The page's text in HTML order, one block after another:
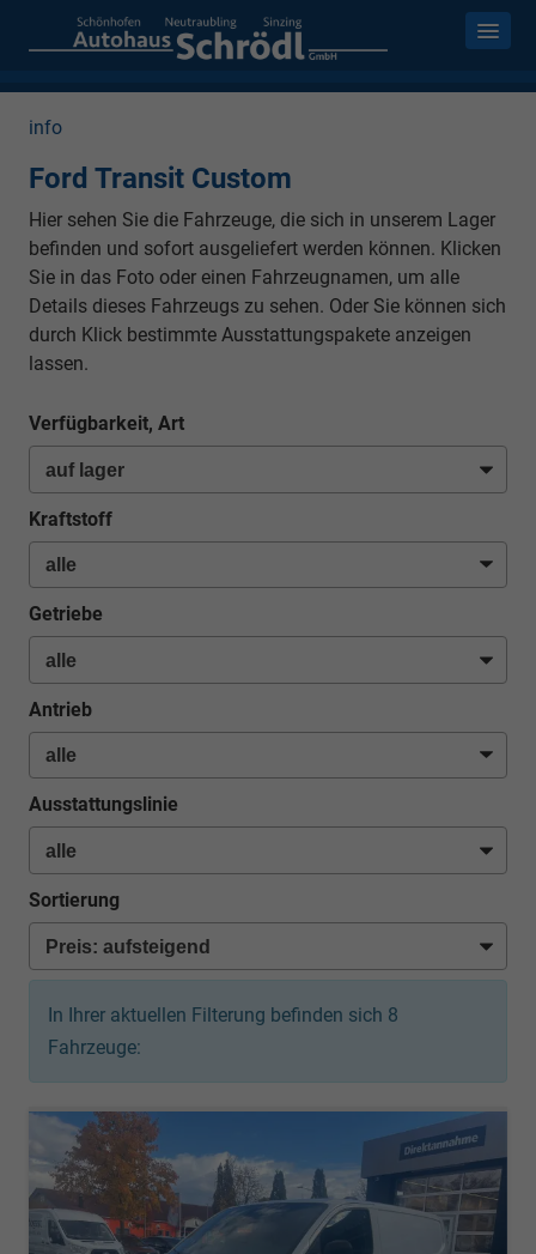
info
Ford Transit Custom
Hier sehen Sie die Fahrzeuge, die sich in unserem Lager
befinden und sofort ausgeliefert werden können. Klicken
Sie in das Foto oder einen Fahrzeugnamen, um alle
Details dieses Fahrzeugs zu sehen. Oder Sie können sich
durch Klick bestimmte Ausstattungspakete anzeigen
lassen.
Verfügbarkeit, Art
Kraftstoff
Getriebe
Antrieb
Ausstattungslinie
Sortierung
In Ihrer aktuellen Filterung befinden sich 8
Fahrzeuge: